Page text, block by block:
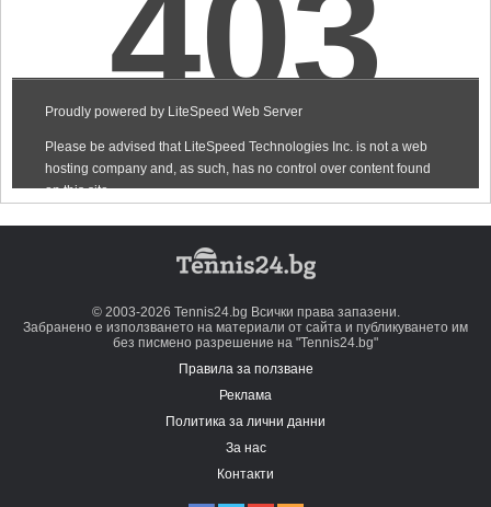
© 2003-2026 Tennis24.bg Всички права запазени.
Забранено е използването на материали от сайта и публикуването им
без писмено разрешение на "Tennis24.bg"
Правила за ползване
Реклама
Политика за лични данни
За нас
Контакти